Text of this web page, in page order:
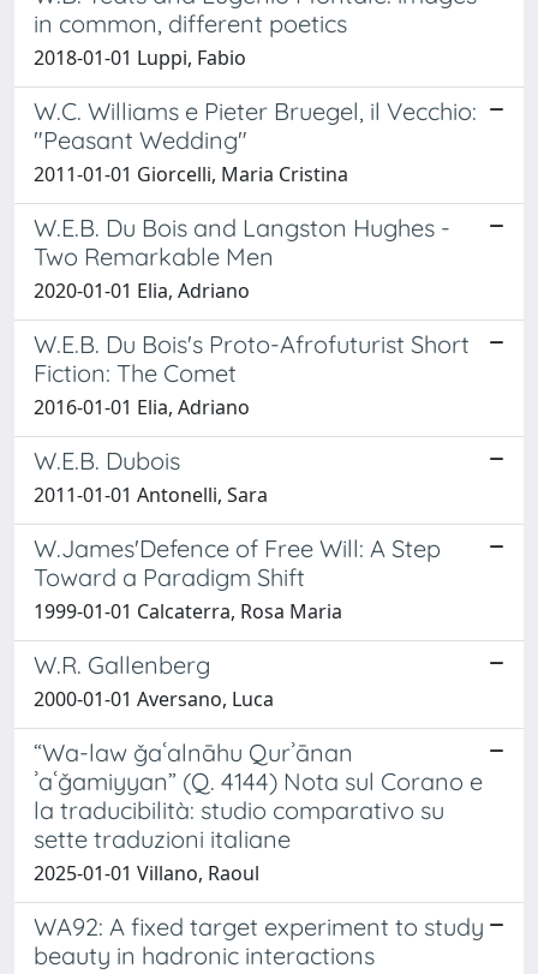
in common, different poetics
2018-01-01 Luppi, Fabio
W.C. Williams e Pieter Bruegel, il Vecchio:
"Peasant Wedding"
2011-01-01 Giorcelli, Maria Cristina
W.E.B. Du Bois and Langston Hughes -
Two Remarkable Men
2020-01-01 Elia, Adriano
W.E.B. Du Bois's Proto-Afrofuturist Short
Fiction: The Comet
2016-01-01 Elia, Adriano
W.E.B. Dubois
2011-01-01 Antonelli, Sara
W.James'Defence of Free Will: A Step
Toward a Paradigm Shift
1999-01-01 Calcaterra, Rosa Maria
W.R. Gallenberg
2000-01-01 Aversano, Luca
“Wa-law ǧaʿalnāhu Qurʾānan
ʾaʿǧamiyyan” (Q. 4144) Nota sul Corano e
la traducibilità: studio comparativo su
sette traduzioni italiane
2025-01-01 Villano, Raoul
WA92: A fixed target experiment to study
beauty in hadronic interactions